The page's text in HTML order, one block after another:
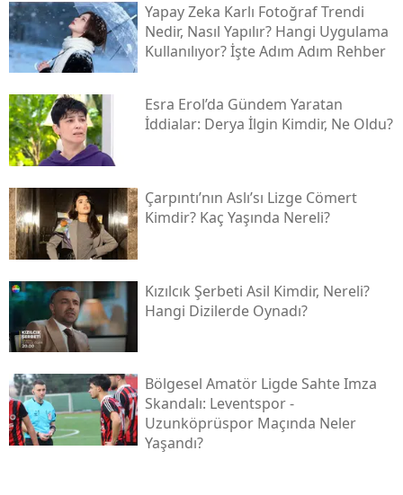
Yapay Zeka Karlı Fotoğraf Trendi
Nedir, Nasıl Yapılır? Hangi Uygulama
Kullanılıyor? İşte Adım Adım Rehber
Esra Erol’da Gündem Yaratan
İddialar: Derya İlgin Kimdir, Ne Oldu?
Çarpıntı’nın Aslı’sı Lizge Cömert
Kimdir? Kaç Yaşında Nereli?
Kızılcık Şerbeti Asil Kimdir, Nereli?
Hangi Dizilerde Oynadı?
Bölgesel Amatör Ligde Sahte Imza
Skandalı: Leventspor -
Uzunköprüspor Maçında Neler
Yaşandı?